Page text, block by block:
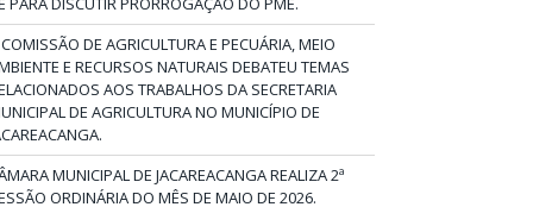
DE AGRICULTURA E PECUÁRIA, MEIO
E RECURSOS NATURAIS DEBATEU TEMAS
AOS TRABALHOS DA SECRETARIA
DE AGRICULTURA NO MUNICÍPIO DE
MUNICIPAL DE JACAREACANGA REALIZA 2ª
ORDINÁRIA DO MÊS DE MAIO DE 2026.